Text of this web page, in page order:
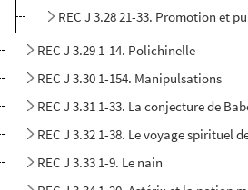
REC J 3.28 21-33. Promotion et
REC J 3.29 1-14. Polichinelle
REC J 3.30 1-154. Manipulsations
REC J 3.31 1-33. La conjecture de
REC J 3.32 1-38. Le voyage spirituel
REC J 3.33 1-9. Le nain